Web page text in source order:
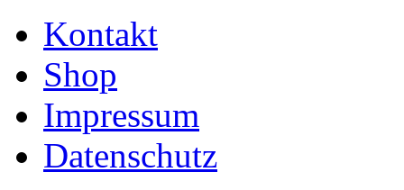
Kontakt
Shop
Impressum
Datenschutz